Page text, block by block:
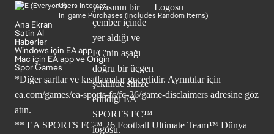
Users Interact
In-game Purchases (Includes Random Items)
Ana Ekran
Satin Al
Haberler
Windows için EA app
Mac için EA app ve Origin
Spor Games
*Diğer şartlar ve kısıtlamalar geçerlidir. Ayrıntılar için
ea.com/games/ea-sports-fc/fc-26/game-disclaimers adresine göz
atın.
** EA SPORTS FC™ 26 Football Ultimate Team™ Dünya